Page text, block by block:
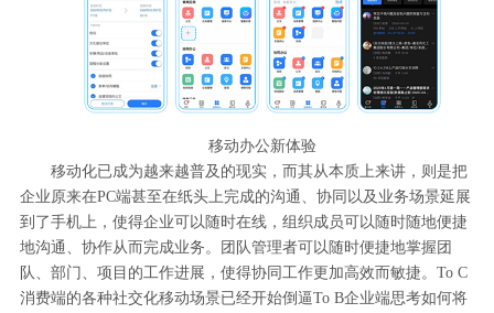
移动办公新体验
移动化已成为越来越普及的现实，而其从本质上来讲，则是把
企业原来在PC端甚至在纸头上完成的沟通、协同以及业务场景延展
到了手机上，使得企业可以随时在线，组织成员可以随时随地便捷
地沟通、协作从而完成业务。团队管理者可以随时便捷地掌握团
队、部门、项目的工作进展，使得协同工作更加高效而敏捷。To C
消费端的各种社交化移动场景已经开始倒逼To B企业端思考如何将